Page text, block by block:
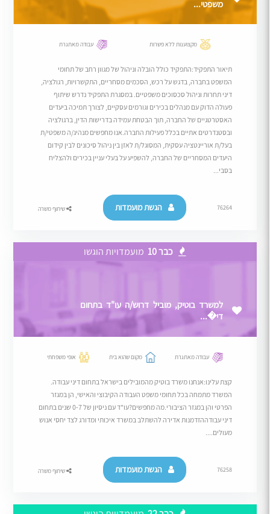
משפטי...
מקצוענות ללא פשרות עבודה מאתגרת
תיאור התפקיד:התפקיד כולל הובלה וניהול של מגוון רחב של תחומי
המשפט בחברה, בדגש על רכש, הסכמים מסחריים, התקשרויות, רגולציה,
דיני תחרות וניהול סכסוכים משפטיים. במסגרת התפקיד נדרש שיתוף
פעולה הדוק עם מנהלים בכירים וגורמים עסקיים, לצורך תמיכה ביעדים
האסטרטגיים של החברה, תוך הבטחת עמידה בדרישות הדין, ברגולציה
ובסטנדרטים אתיים בכלל פעילות החברה.אנו מחפשים מנהיג/ה משפטי/ת
בעל/ת אוריינטציה עסקית, המסוגל/ת לאזן בין ניהול סיכונים לבין קידום
היעדים המסחריים של החברה, להשפיע על בעלי עניין בכירים ולהצליח
בסבי...
76264 הגשת מועמדות שיתוף משרה
כבר 10 מועמדויות הוגשו
למשרד בוטיק, מוביל דרוש/ה עו"ד בתחום
די�...
עבודה מאתגרת מקום שהוא בית אופי משפחתי
קצת עלינו:אנחנו משרד בוטיק מהמובילים בישראל בתחום דיני עבודה.
המשרד מתמחה בכל תחומי משפט העבודה הקיבוצי והאישי, הן במגזר
הפרטי והן במגזר הציבורי.מה מחפשים?עו"ד עם ניסיון של 0-7 שנים בתחום
דיני עבודההזדמנות אדירה להשתלב במשרד איכותי ומדורג לצד יחסי אנוש
מעולים....
76258 הגשת מועמדות שיתוף משרה